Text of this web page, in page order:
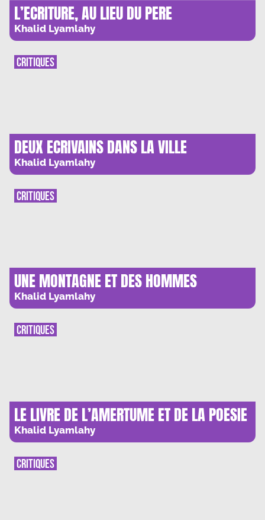
L’ECRITURE, AU LIEU DU PERE
Khalid Lyamlahy
DEUX ECRIVAINS DANS LA VILLE
Khalid Lyamlahy
CRITIQUES
UNE MONTAGNE ET DES HOMMES
Khalid Lyamlahy
CRITIQUES
LE LIVRE DE L’AMERTUME ET DE LA POESIE
Khalid Lyamlahy
CRITIQUES
CRITIQUES